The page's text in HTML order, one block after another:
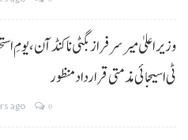
وزیراعلیٰ میر سرفراز بگٹی نا کنڈ آن،یومِ
ٹی اسیجائی مذمتی قرارداد منظور
ago 0